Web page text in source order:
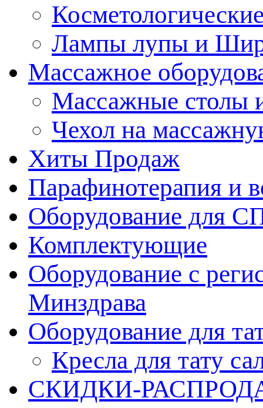
Лампы лупы и
Массажное
Массажные столы
Чехол на
Хиты Продаж
Парафинотерапия и
Оборудование для
Комплектующие
Оборудование с
Минздрава
Оборудование для
Кресла для тату
СКИДКИ-